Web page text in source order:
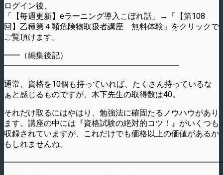
ログイン後、
「【毎週更新】eラーニング導入こぼれ話」→「【第108
回】乙種第４類危険物取扱者講座 無料体験」をクリックで
ご覧頂けます。
━━（編集後記）
━━━━━━━━━━━━━━━━━━━━━━
通常、資格を10個も持っていれば、たくさん持っているな
ぁと感じるものですが、木下先生の取得数は40。
それだけ取るにはやはり、勉強法に確固たるノウハウがあり
ます。講座の中には『資格試験の絶対的コツ！』がいくつも
収録されていますが、これだけでも価格以上の価値があるか
もしれませんね。